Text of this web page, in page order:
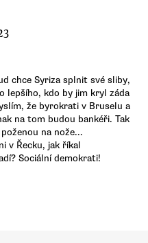
chce Syriza splnit své sliby,
lepšího, kdo by jim kryl záda
že byrokrati v Bruselu a
na tom budou bankéři. Tak
na nože...
v Řecku, jak říkal
Sociální demokrati!